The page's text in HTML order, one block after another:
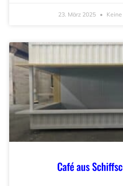
23. März 2025
Café aus